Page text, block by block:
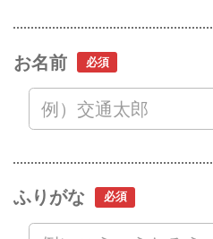
お名前
ふりがな